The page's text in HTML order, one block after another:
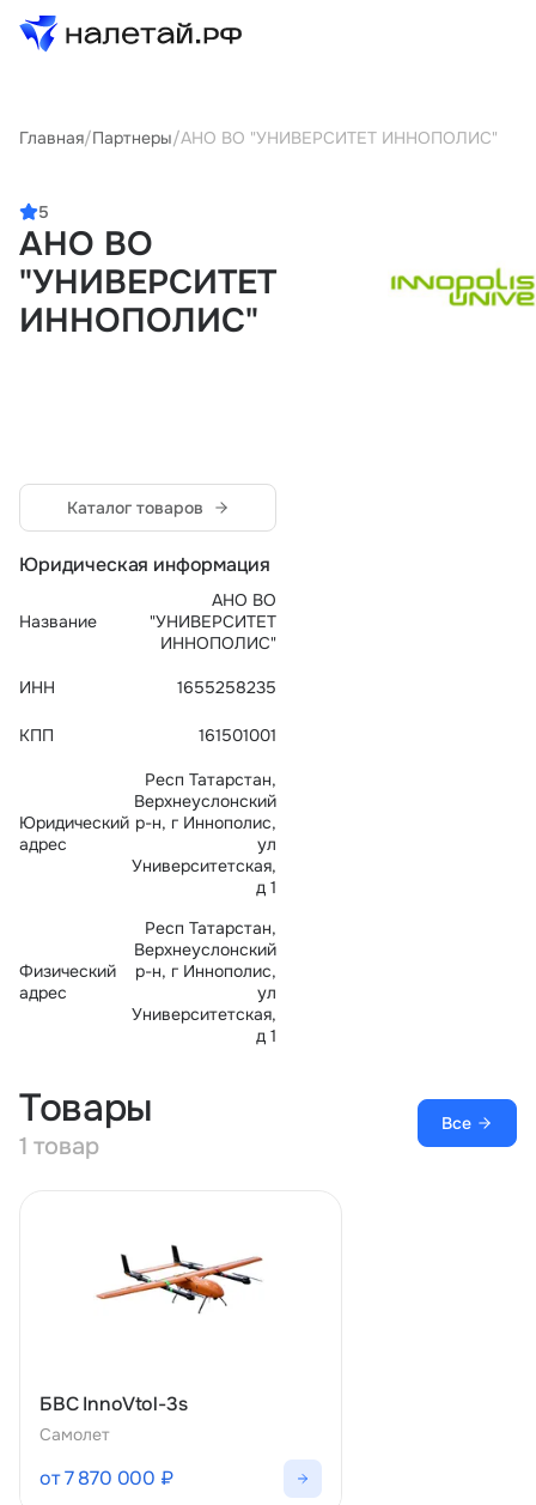
Товары
Сервисы
Биржа
Партнеры
Новости и аналитика
Тарифы
info@naletai.su
Главная/Партнеры/АНО ВО "УНИВЕРСИТЕТ ИННОПОЛИС"
5
АНО ВО
"УНИВЕРСИТЕТ
ИННОПОЛИС"
Каталог товаров
Юридическая информация
Название
АНО ВО
"УНИВЕРСИТЕТ
ИННОПОЛИС"
ИНН 1655258235
КПП 161501001
Юридический
адрес
Респ Татарстан,
Верхнеуслонский
р-н, г Иннополис,
ул
Университетская,
д 1
Физический
адрес
Респ Татарстан,
Верхнеуслонский
р-н, г Иннополис,
ул
Университетская,
д 1
Товары
1 товар
Все
БВС InnoVtol-3s
Самолет
от 7 870 000 ₽